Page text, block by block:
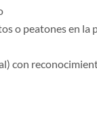
o peatones en la
con